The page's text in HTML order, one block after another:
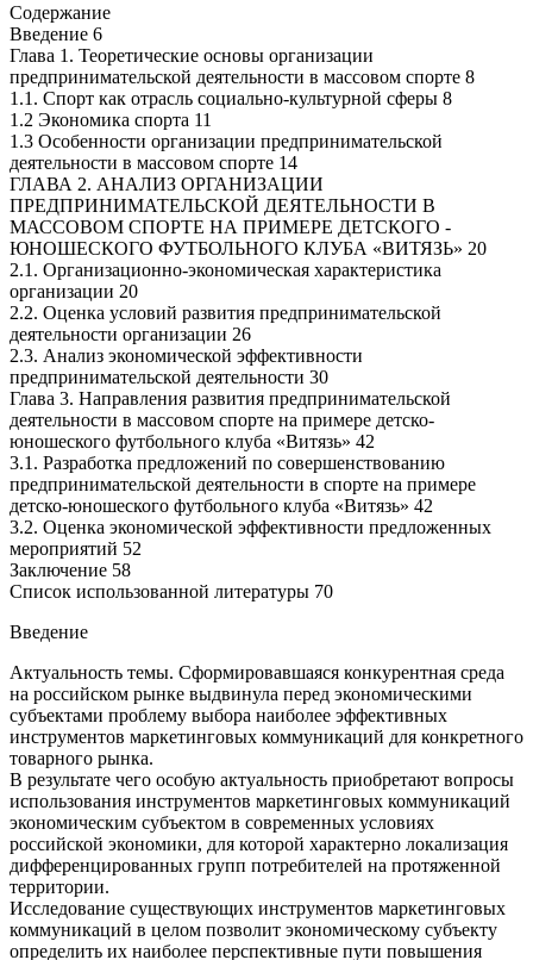
Содержание
Введение 6
Глава 1. Теоретические основы организации
предпринимательской деятельности в массовом спорте 8
1.1. Спорт как отрасль социально-культурной сферы 8
1.2 Экономика спорта 11
1.3 Особенности организации предпринимательской
деятельности в массовом спорте 14
ГЛАВА 2. АНАЛИЗ ОРГАНИЗАЦИИ
ПРЕДПРИНИМАТЕЛЬСКОЙ ДЕЯТЕЛЬНОСТИ В
МАССОВОМ СПОРТЕ НА ПРИМЕРЕ ДЕТСКОГО -
ЮНОШЕСКОГО ФУТБОЛЬНОГО КЛУБА «ВИТЯЗЬ» 20
2.1. Организационно-экономическая характеристика
организации 20
2.2. Оценка условий развития предпринимательской
деятельности организации 26
2.3. Анализ экономической эффективности
предпринимательской деятельности 30
Глава 3. Направления развития предпринимательской
деятельности в массовом спорте на примере детско-
юношеского футбольного клуба «Витязь» 42
3.1. Разработка предложений по совершенствованию
предпринимательской деятельности в спорте на примере
детско-юношеского футбольного клуба «Витязь» 42
3.2. Оценка экономической эффективности предложенных
мероприятий 52
Заключение 58
Список использованной литературы 70
Введение
Актуальность темы. Сформировавшаяся конкурентная среда
на российском рынке выдвинула перед экономическими
субъектами проблему выбора наиболее эффективных
инструментов маркетинговых коммуникаций для конкретного
товарного рынка.
В результате чего особую актуальность приобретают вопросы
использования инструментов маркетинговых коммуникаций
экономическим субъектом в современных условиях
российской экономики, для которой характерно локализация
дифференцированных групп потребителей на протяженной
территории.
Исследование существующих инструментов маркетинговых
коммуникаций в целом позволит экономическому субъекту
определить их наиболее перспективные пути повышения